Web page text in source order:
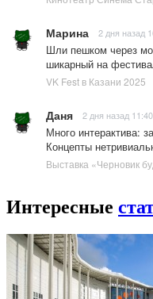
Марина 2 дня назад
Шли пешком через
шикарный на
VK Fest в Казани 2025
Даня 2 дня назад 11:40
Много интерактива:
Концепты
Выставка «Черновик
Интересные